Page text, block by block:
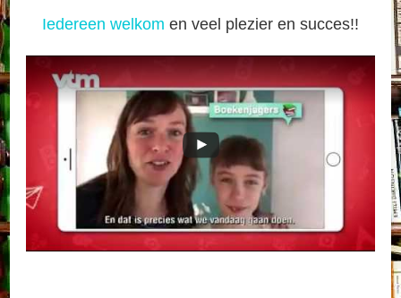
Iedereen welkom en veel plezier en succes!!